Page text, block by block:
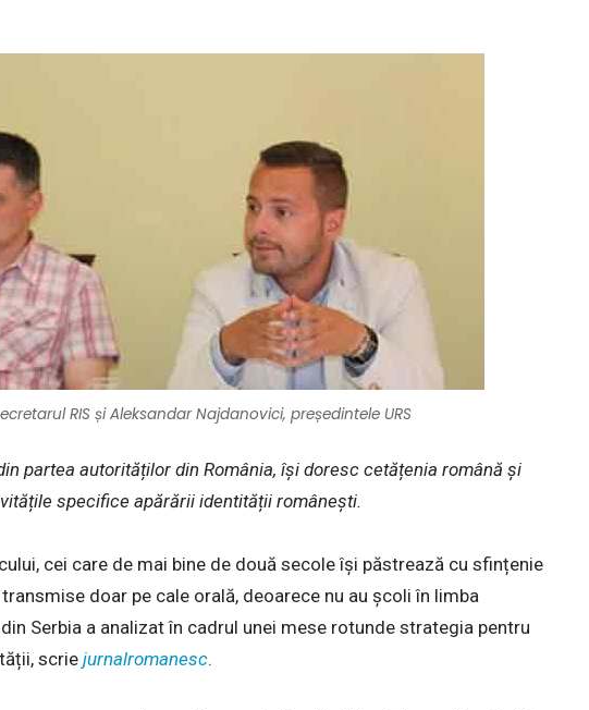
RIS și Aleksandar Najdanovici, președintele URS
partea autorităților din România, își doresc cetățenia română și
specifice apărării identității românești.
cei care de mai bine de două secole își păstrează cu sfințenie
doar pe cale orală, deoarece nu au școli în limba
Serbia a analizat în cadrul unei mese rotunde strategia pentru
scriejurnalromanesc.